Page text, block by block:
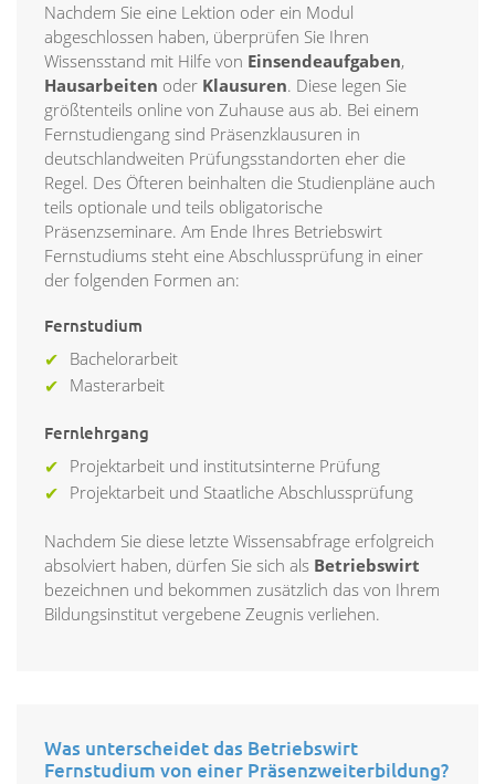
Nachdem Sie eine Lektion oder ein Modul
abgeschlossen haben, überprüfen Sie Ihren
Wissensstand mit Hilfe von Einsendeaufgaben,
Hausarbeiten oder Klausuren. Diese legen Sie
größtenteils online von Zuhause aus ab. Bei einem
Fernstudiengang sind Präsenzklausuren in
deutschlandweiten Prüfungsstandorten eher die
Regel. Des Öfteren beinhalten die Studienpläne auch
teils optionale und teils obligatorische
Präsenzseminare. Am Ende Ihres Betriebswirt
Fernstudiums steht eine Abschlussprüfung in einer
der folgenden Formen an:
Fernstudium
Bachelorarbeit
Masterarbeit
Fernlehrgang
Projektarbeit und institutsinterne Prüfung
Projektarbeit und Staatliche Abschlussprüfung
Nachdem Sie diese letzte Wissensabfrage erfolgreich
absolviert haben, dürfen Sie sich als Betriebswirt
bezeichnen und bekommen zusätzlich das von Ihrem
Bildungsinstitut vergebene Zeugnis verliehen.
Was unterscheidet das Betriebswirt
Fernstudium von einer Präsenzweiterbildung?